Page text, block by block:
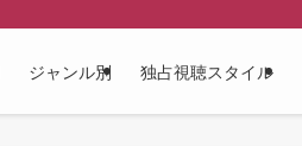
ジャンル別 独占視聴スタイル